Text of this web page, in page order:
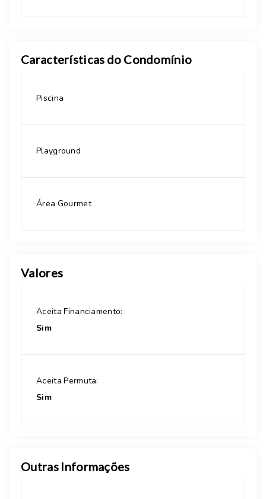
Características do Condomínio
Piscina
Playground
Área Gourmet
Valores
Aceita Financiamento:
Sim
Aceita Permuta:
Sim
Outras Informações